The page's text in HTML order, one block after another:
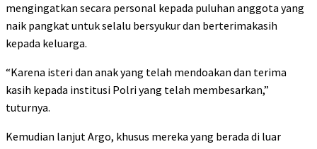
mengingatkan secara personal kepada puluhan anggota yang
naik pangkat untuk selalu bersyukur dan berterimakasih
kepada keluarga.
“Karena isteri dan anak yang telah mendoakan dan terima
kasih kepada institusi Polri yang telah membesarkan,”
tuturnya.
Kemudian lanjut Argo, khusus mereka yang berada di luar